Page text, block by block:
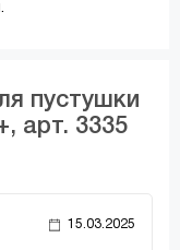
пустушки
арт. 3335
15.03.2025